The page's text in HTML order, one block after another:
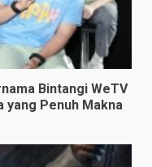
Bintangi WeTV
yang Penuh Makna